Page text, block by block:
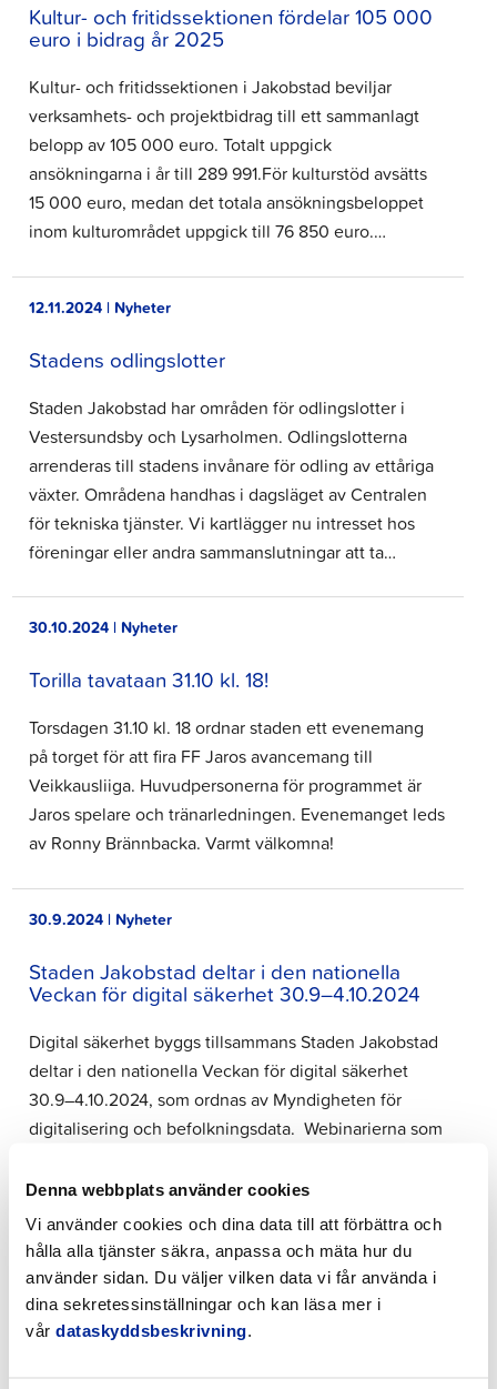
Denna webbplats använder cookies
Vi använder cookies och dina data till att förbättra och
hålla alla tjänster säkra, anpassa och mäta hur du
använder sidan. Du väljer vilken data vi får använda i
dina sekretessinställningar och kan läsa mer i
vår dataskyddsbeskrivning.
Kultur- och fritidssektionen fördelar 105 000
euro i bidrag år 2025
Kultur- och fritidssektionen i Jakobstad beviljar
verksamhets- och projektbidrag till ett sammanlagt
belopp av 105 000 euro. Totalt uppgick
ansökningarna i år till 289 991.För kulturstöd avsätts
15 000 euro, medan det totala ansökningsbeloppet
inom kulturområdet uppgick till 76 850 euro.…
12.11.2024 | Nyheter
Stadens odlingslotter
Staden Jakobstad har områden för odlingslotter i
Vestersundsby och Lysarholmen. Odlingslotterna
arrenderas till stadens invånare för odling av ettåriga
växter. Områdena handhas i dagsläget av Centralen
för tekniska tjänster. Vi kartlägger nu intresset hos
föreningar eller andra sammanslutningar att ta…
30.10.2024 | Nyheter
Torilla tavataan 31.10 kl. 18!
Torsdagen 31.10 kl. 18 ordnar staden ett evenemang
på torget för att fira FF Jaros avancemang till
Veikkausliiga. Huvudpersonerna för programmet är
Jaros spelare och tränarledningen. Evenemanget leds
av Ronny Brännbacka. Varmt välkomna!
30.9.2024 | Nyheter
Staden Jakobstad deltar i den nationella
Veckan för digital säkerhet 30.9–4.10.2024
Digital säkerhet byggs tillsammans Staden Jakobstad
deltar i den nationella Veckan för digital säkerhet
30.9–4.10.2024, som ordnas av Myndigheten för
digitalisering och befolkningsdata. Webinarierna som
du kan skydda dig mot digitala hot, såsom
dataintrång,…
Offentlig konst